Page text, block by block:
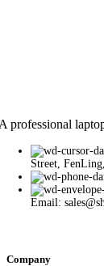
professional
Street,
Email:
Company